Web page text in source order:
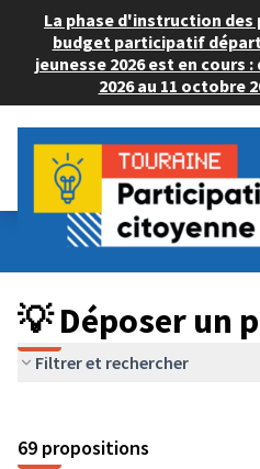
La phase d'instruction des
budget participatif
jeunesse 2026 est en cours
2026 au 11 octobre
Budget Participatif ADULTE 2024
💡 Déposer un projet
💡 Déposer un
Filtrer et rechercher
69 propositions